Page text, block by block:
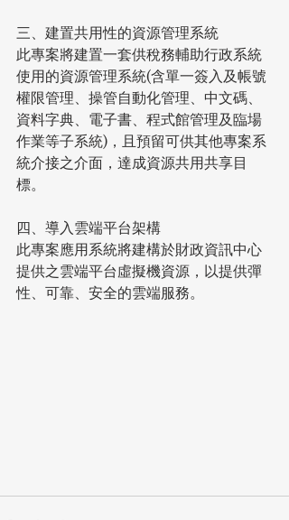
三、建置共用性的資源管理系統
此專案將建置一套供稅務輔助行政系統
使用的資源管理系統(含單一簽入及帳號
權限管理、操管自動化管理、中文碼、
資料字典、電子書、程式館管理及臨場
作業等子系統)，且預留可供其他專案系
統介接之介面，達成資源共用共享目
標。
四、導入雲端平台架構
此專案應用系統將建構於財政資訊中心
提供之雲端平台虛擬機資源，以提供彈
性、可靠、安全的雲端服務。